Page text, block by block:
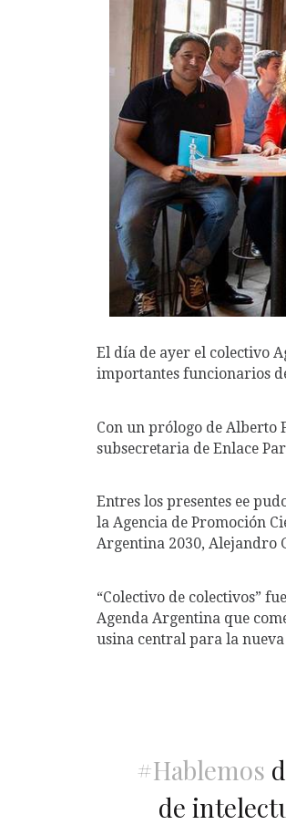
El día de ayer el colectivo
importantes funcionarios
Con un prólogo de Alberto
subsecretaria de Enlace
Entres los presentes ee
la Agencia de Promoción
Argentina 2030, Alejandro
“Colectivo de colectivos”
Agenda Argentina que
usina central para la
#Hablemos
de